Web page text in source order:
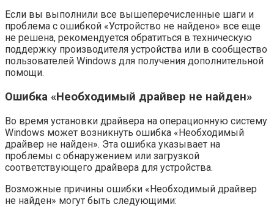
Если вы выполнили все вышеперечисленные шаги и
проблема с ошибкой «Устройство не найдено» все еще
не решена, рекомендуется обратиться в техническую
поддержку производителя устройства или в сообщество
пользователей Windows для получения дополнительной
помощи.
Ошибка «Необходимый драйвер не найден»
Во время установки драйвера на операционную систему
Windows может возникнуть ошибка «Необходимый
драйвер не найден». Эта ошибка указывает на
проблемы с обнаружением или загрузкой
соответствующего драйвера для устройства.
Возможные причины ошибки «Необходимый драйвер
не найден» могут быть следующими: